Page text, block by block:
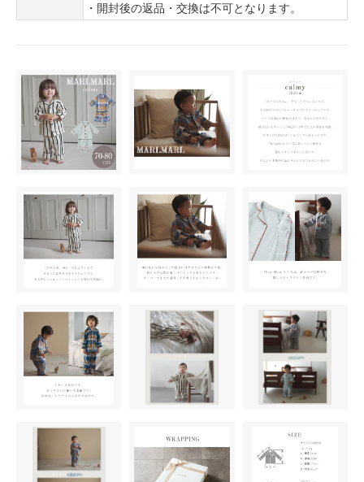
・開封後の返品・交換は不可となります。